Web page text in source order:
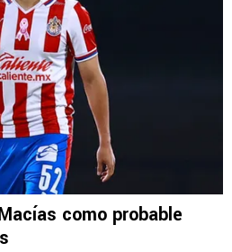
como probable